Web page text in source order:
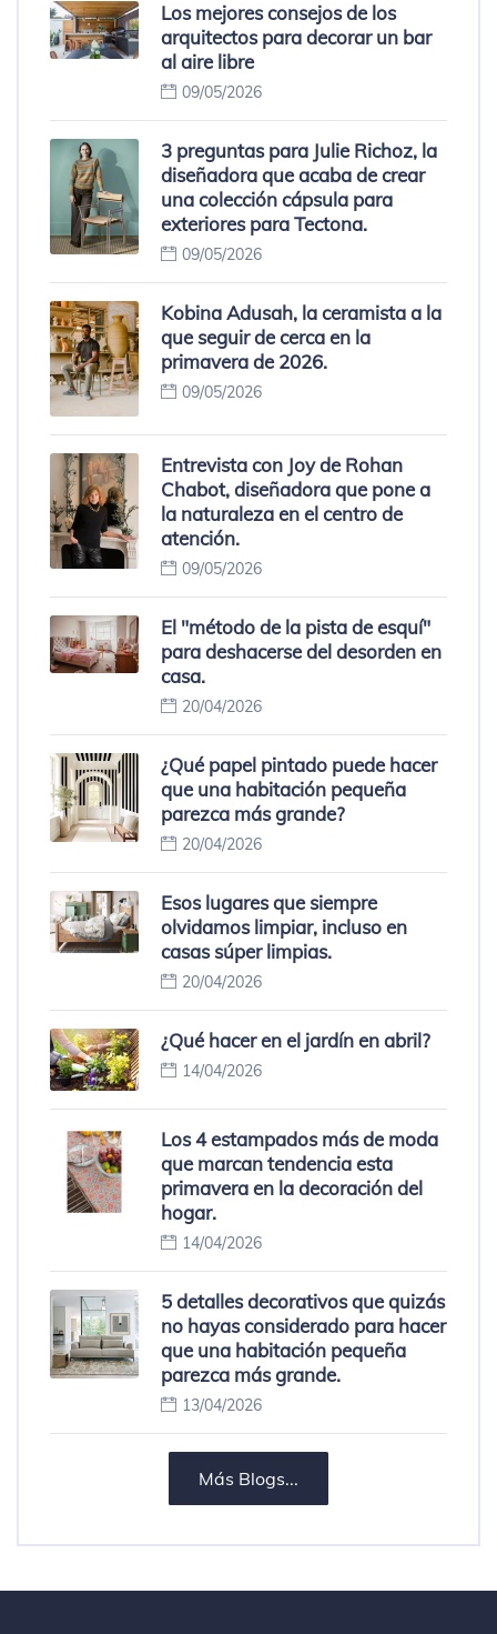
Los mejores consejos de los
arquitectos para decorar un bar
al aire libre
09/05/2026
3 preguntas para Julie Richoz, la
diseñadora que acaba de crear
una colección cápsula para
exteriores para Tectona.
09/05/2026
Kobina Adusah, la ceramista a la
que seguir de cerca en la
primavera de 2026.
09/05/2026
Entrevista con Joy de Rohan
Chabot, diseñadora que pone a
la naturaleza en el centro de
atención.
09/05/2026
El "método de la pista de esquí"
para deshacerse del desorden en
casa.
20/04/2026
¿Qué papel pintado puede hacer
que una habitación pequeña
parezca más grande?
20/04/2026
Esos lugares que siempre
olvidamos limpiar, incluso en
casas súper limpias.
20/04/2026
¿Qué hacer en el jardín en abril?
14/04/2026
Los 4 estampados más de moda
que marcan tendencia esta
primavera en la decoración del
hogar.
14/04/2026
5 detalles decorativos que quizás
no hayas considerado para hacer
que una habitación pequeña
parezca más grande.
13/04/2026
Más Blogs...